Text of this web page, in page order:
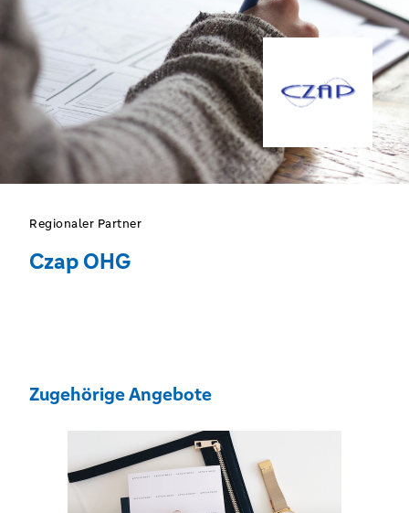
Regionaler Partner
Czap OHG
Zugehörige Angebote